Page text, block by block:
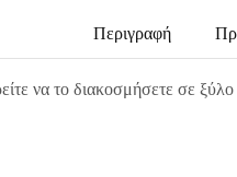
Περιγραφή
να το διακοσμήσετε σε